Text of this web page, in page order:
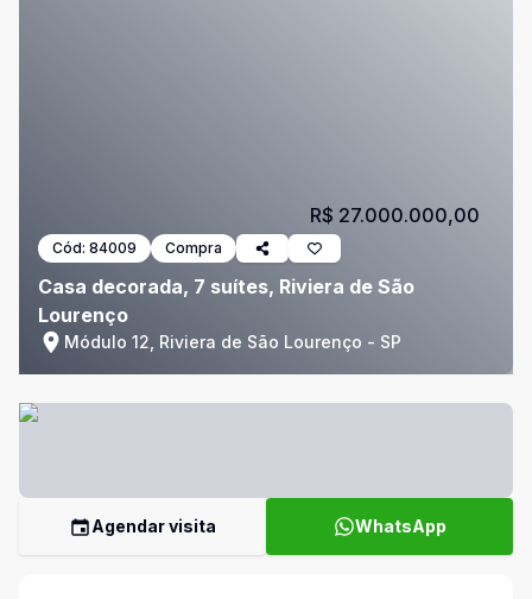
Cód: 84009 Compra
Casa decorada, 7 suítes, Riviera de São
Lourenço
Módulo 12, Riviera de São Lourenço - SP
R$ 27.000.000,00
Agendar visita WhatsApp